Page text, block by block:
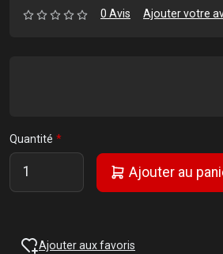
0 Avis Ajouter votre
Quantité
Ajouter au
Ajouter aux favoris